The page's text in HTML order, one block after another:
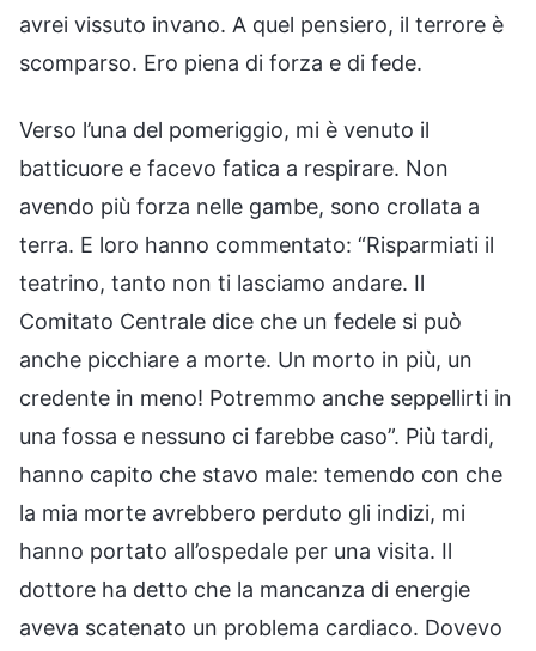
avrei vissuto invano. A quel pensiero, il terrore è
scomparso. Ero piena di forza e di fede.
Verso l’una del pomeriggio, mi è venuto il
batticuore e facevo fatica a respirare. Non
avendo più forza nelle gambe, sono crollata a
terra. E loro hanno commentato: “Risparmiati il
teatrino, tanto non ti lasciamo andare. Il
Comitato Centrale dice che un fedele si può
anche picchiare a morte. Un morto in più, un
credente in meno! Potremmo anche seppellirti in
una fossa e nessuno ci farebbe caso”. Più tardi,
hanno capito che stavo male: temendo con che
la mia morte avrebbero perduto gli indizi, mi
hanno portato all’ospedale per una visita. Il
dottore ha detto che la mancanza di energie
aveva scatenato un problema cardiaco. Dovevo